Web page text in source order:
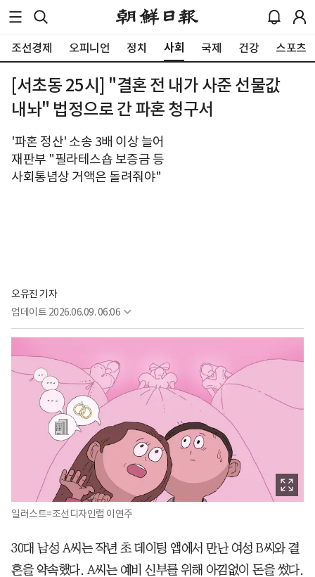
조선경제 오피니언 정치 사회 국제 건강 스포츠
[서초동 25시] "결혼 전 내가 사준 선물값
내놔" 법정으로 간 파혼 청구서
'파혼 정산' 소송 3배 이상 늘어
재판부 "필라테스숍 보증금 등
사회통념상 거액은 돌려줘야"
오유진 기자
업데이트 2026.06.09. 06:06
일러스트=조선디자인랩 이연주
30대 남성 A씨는 작년 초 데이팅 앱에서 만난 여성 B씨와 결
혼을 약속했다. A씨는 예비 신부를 위해 아낌없이 돈을 썼다.